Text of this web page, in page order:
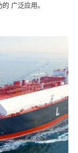
广泛应用。